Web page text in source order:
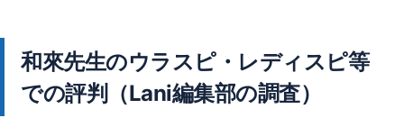
和來先生のウラスピ・レディスピ等
での評判（Lani編集部の調査）